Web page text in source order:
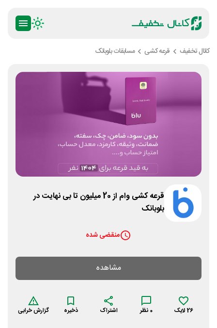
کانال تخفیف قرعه کشی مسابقات بلوبانک
قرعه کشی وام از 20 میلیون تا بی نهایت در
بلوبانک
منقضی شده
مشاهده
26 لایک 0 نظر اشتراک ذخیره گزارش خرابی